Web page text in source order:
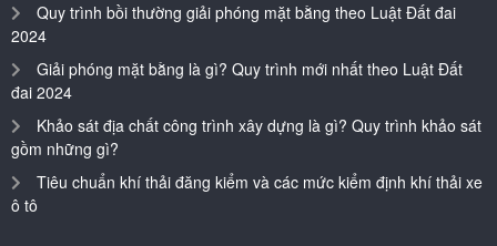
Quy trình bồi thường giải phóng mặt bằng theo Luật Đất đai
2024
Giải phóng mặt bằng là gì? Quy trình mới nhất theo Luật Đất
đai 2024
Khảo sát địa chất công trình xây dựng là gì? Quy trình khảo sát
gồm những gì?
Tiêu chuẩn khí thải đăng kiểm và các mức kiểm định khí thải xe
ô tô